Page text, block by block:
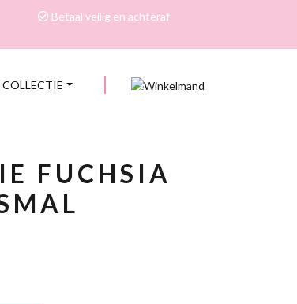
Betaal veilig en achteraf
0
FUCHSIA